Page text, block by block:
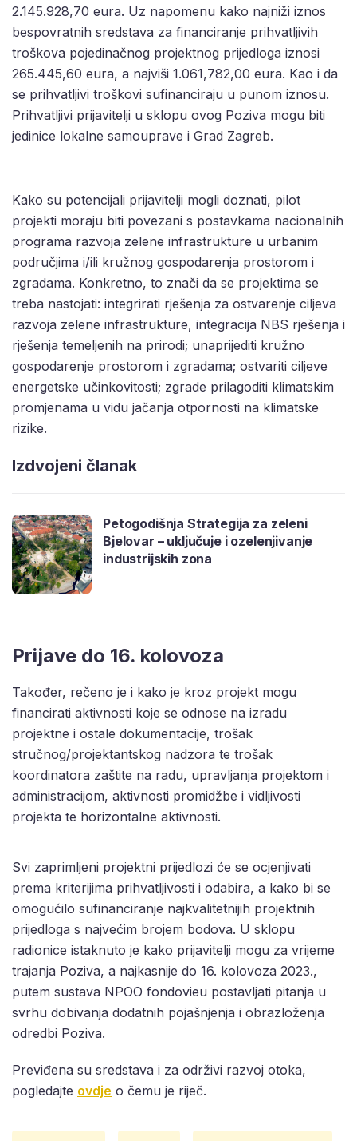
2.145.928,70 eura. Uz napomenu kako najniži iznos
bespovratnih sredstava za financiranje prihvatljivih
troškova pojedinačnog projektnog prijedloga iznosi
265.445,60 eura, a najviši 1.061,782,00 eura. Kao i da
se prihvatljivi troškovi sufinanciraju u punom iznosu.
Prihvatljivi prijavitelji u sklopu ovog Poziva mogu biti
jedinice lokalne samouprave i Grad Zagreb.
Kako su potencijali prijavitelji mogli doznati, pilot
projekti moraju biti povezani s postavkama nacionalnih
programa razvoja zelene infrastrukture u urbanim
područjima i/ili kružnog gospodarenja prostorom i
zgradama. Konkretno, to znači da se projektima se
treba nastojati: integrirati rješenja za ostvarenje ciljeva
razvoja zelene infrastrukture, integracija NBS rješenja i
rješenja temeljenih na prirodi; unaprijediti kružno
gospodarenje prostorom i zgradama; ostvariti ciljeve
energetske učinkovitosti; zgrade prilagoditi klimatskim
promjenama u vidu jačanja otpornosti na klimatske
rizike.
Izdvojeni članak
Petogodišnja Strategija za zeleni
Bjelovar – uključuje i ozelenjivanje
industrijskih zona
Prijave do 16. kolovoza
Također, rečeno je i kako je kroz projekt mogu
financirati aktivnosti koje se odnose na izradu
projektne i ostale dokumentacije, trošak
stručnog/projektantskog nadzora te trošak
koordinatora zaštite na radu, upravljanja projektom i
administracijom, aktivnosti promidžbe i vidljivosti
projekta te horizontalne aktivnosti.
Svi zaprimljeni projektni prijedlozi će se ocjenjivati
prema kriterijima prihvatljivosti i odabira, a kako bi se
omogućilo sufinanciranje najkvalitetnijih projektnih
prijedloga s najvećim brojem bodova. U sklopu
radionice istaknuto je kako prijavitelji mogu za vrijeme
trajanja Poziva, a najkasnije do 16. kolovoza 2023.,
putem sustava NPOO fondovieu postavljati pitanja u
svrhu dobivanja dodatnih pojašnjenja i obrazloženja
odredbi Poziva.
Previđena su sredstava i za održivi razvoj otoka,
pogledajte ovdje o čemu je riječ.